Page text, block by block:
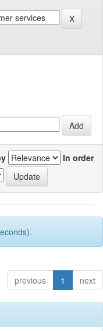
In order
previous 1 next